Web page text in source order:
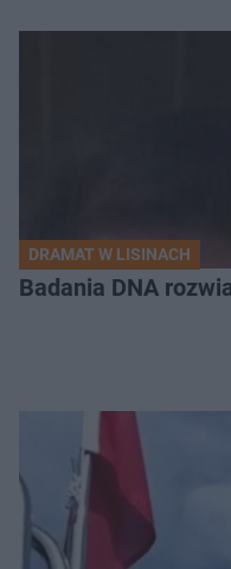
DRAMAT W LISINACH
Badania DNA